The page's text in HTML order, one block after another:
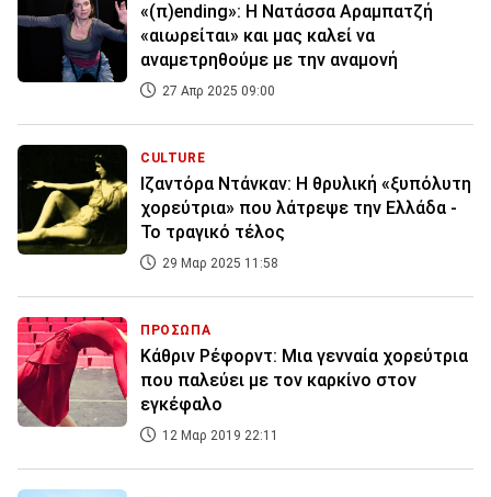
«(π)ending»: Η Νατάσσα Αραμπατζή
«αιωρείται» και μας καλεί να
αναμετρηθούμε με την αναμονή
27 Απρ 2025 09:00
CULTURE
Ιζαντόρα Ντάνκαν: Η θρυλική «ξυπόλυτη
χορεύτρια» που λάτρεψε την Ελλάδα -
Το τραγικό τέλος
29 Μαρ 2025 11:58
ΠΡΟΣΩΠΑ
Κάθριν Ρέφορντ: Μια γενναία χορεύτρια
που παλεύει με τον καρκίνο στον
εγκέφαλο
12 Μαρ 2019 22:11